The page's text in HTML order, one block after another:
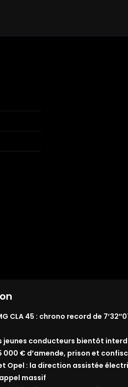
CLA 45 : chrono record de
jeunes conducteurs bientôt
000 € d’amende, prison et
Opel : la direction assistée
massif